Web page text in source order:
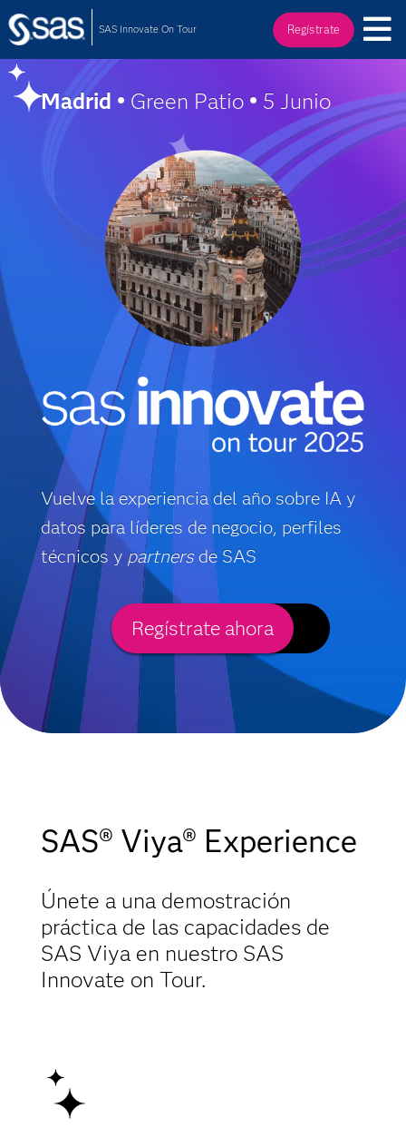
SAS Innovate On Tour Regístrate
Madrid • Green Patio• 5 Junio
Vuelve la experiencia del año sobre IA y
datos para líderes de negocio, perfiles
técnicos y partnersde SAS
Regístrate ahora
SAS® Viya® Experience
Únete a una demostración
práctica de las capacidades de
SAS Viya en nuestro SAS
Innovate on Tour.